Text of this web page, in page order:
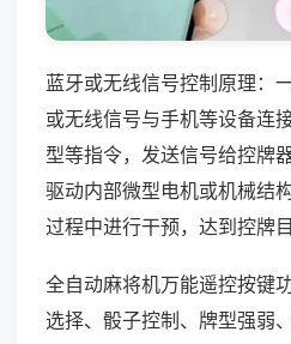
蓝牙或无线信号控制原理：
或无线信号与手机等设备连
型等指令，发送信号给控牌
驱动内部微型电机或机械结
过程中进行干预，达到控牌目
全自动麻将机万能遥控按键
选择、骰子控制、牌型强弱